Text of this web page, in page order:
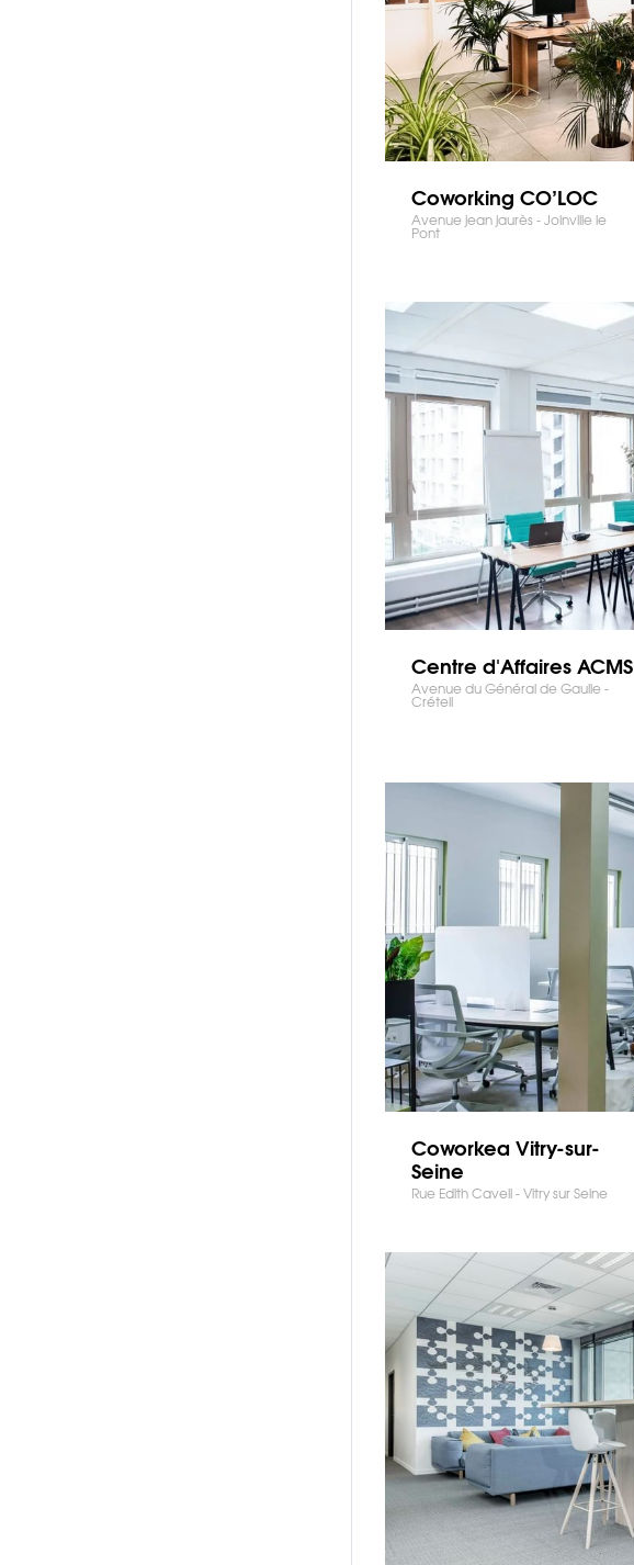
Coworking CO’LOC
Avenue jean jaurès - Joinville le
Pont
Centre d'Affaires ACMS
Avenue du Général de Gaulle -
Créteil
Coworkea Vitry-sur-
Seine
Rue Edith Cavell - Vitry sur Seine